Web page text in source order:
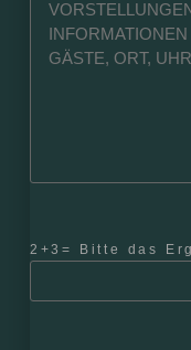
2+3= Bitte das